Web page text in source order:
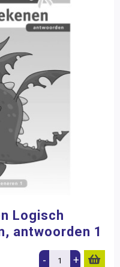
Logisch
antwoorden 1
- +